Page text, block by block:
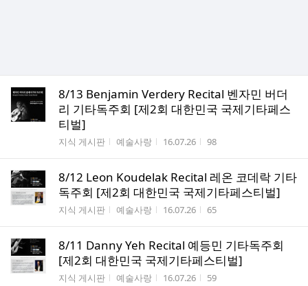
8/13 Benjamin Verdery Recital 벤자민 버더
리 기타독주회 [제2회 대한민국 국제기타페스
티벌]
게시판명
지식 게시판 작성자
예술사랑 작성시간
16.07.26 조회수
98
8/12 Leon Koudelak Recital 레온 코데락 기타
독주회 [제2회 대한민국 국제기타페스티벌]
게시판명
지식 게시판 작성자
예술사랑 작성시간
16.07.26 조회수
65
8/11 Danny Yeh Recital 예등민 기타독주회
[제2회 대한민국 국제기타페스티벌]
게시판명
지식 게시판 작성자
예술사랑 작성시간
16.07.26 조회수
59